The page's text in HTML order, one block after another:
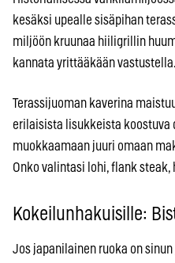
kesäksi upealle sisäpihan
miljöön kruunaa hiiligrillin
kannata yrittääkään vastustella.
Terassijuoman kaverina
erilaisista lisukkeista koostuva
muokkaamaan juuri omaan
Onko valintasi lohi, flank
Kokeilunhakuisille:
Jos japanilainen ruoka on